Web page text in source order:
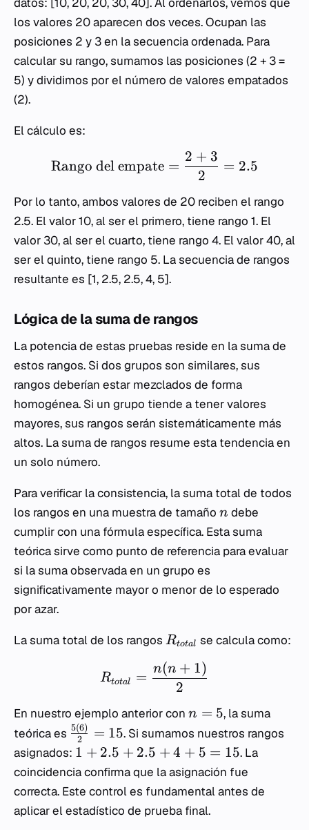
los valores 20 aparecen dos veces. Ocupan las
posiciones 2 y 3 en la secuencia ordenada. Para
calcular su rango, sumamos las posiciones (2 + 3 =
5) y dividimos por el número de valores empatados
(2).
El cálculo es:
Rango del empate =
2
2 + 3
= 2.5
Por lo tanto, ambos valores de 20 reciben el rango
2.5. El valor 10, al ser el primero, tiene rango 1. El
valor 30, al ser el cuarto, tiene rango 4. El valor 40, al
ser el quinto, tiene rango 5. La secuencia de rangos
resultante es [1, 2.5, 2.5, 4, 5].
Lógica de la suma de rangos
La potencia de estas pruebas reside en la suma de
estos rangos. Si dos grupos son similares, sus
rangos deberían estar mezclados de forma
homogénea. Si un grupo tiende a tener valores
mayores, sus rangos serán sistemáticamente más
altos. La suma de rangos resume esta tendencia en
un solo número.
Para verificar la consistencia, la suma total de todos
los rangos en una muestra de tamaño n debe
cumplir con una fórmula específica. Esta suma
teórica sirve como punto de referencia para evaluar
si la suma observada en un grupo es
significativamente mayor o menor de lo esperado
por azar.
La suma total de los rangos Rtotal se calcula como:
Rtotal =
2
n(n + 1)
En nuestro ejemplo anterior con n = 5, la suma
teórica es
2
5(6) = 15. Si sumamos nuestros rangos
asignados: 1 + 2.5 + 2.5 + 4 + 5 = 15. La
coincidencia confirma que la asignación fue
correcta. Este control es fundamental antes de
aplicar el estadístico de prueba final.